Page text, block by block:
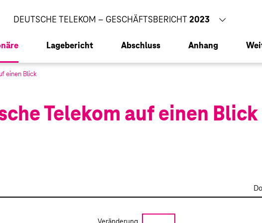
DEUTSCHE TELEKOM – GESCHÄFTSBERICHT 2023
CORPORATE RESPONSIBILITY BERICHT
Lagebericht Abschluss Anhang
Entwicklung
einen Blick
Telekom auf einen Blick